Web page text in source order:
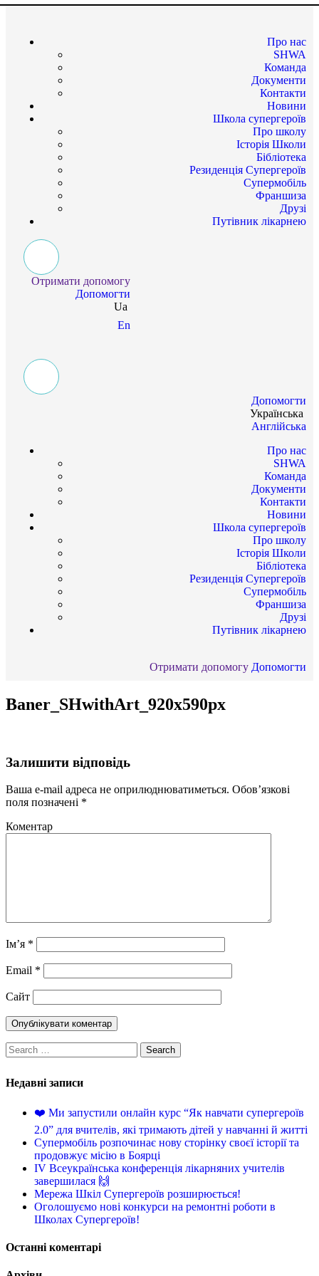
Про нас
SHWA
Команда
Документи
Контакти
Новини
Школа супергероїв
Про школу
Історія Школи
Бібліотека
Резиденція Супергероїв
Супермобіль
Франшиза
Друзі
Путівник лікарнею
Отримати допомогу
Допомогти
Ua
En
Допомогти
Українська
Англійська
Про нас
SHWA
Команда
Документи
Контакти
Новини
Школа супергероїв
Про школу
Історія Школи
Бібліотека
Резиденція Супергероїв
Супермобіль
Франшиза
Друзі
Путівник лікарнею
Отримати допомогу Допомогти
Baner_SHwithArt_920x590px
Залишити відповідь
Ваша e-mail адреса не оприлюднюватиметься. Обов’язкові
поля позначені *
Коментар
Ім’я *
Email *
Сайт
Недавні записи
❤️ Ми запустили онлайн курс “Як навчати супергероїв
2.0” для вчителів, які тримають дітей у навчанні й житті
Супермобіль розпочинає нову сторінку своєї історії та
продовжує місію в Боярці
IV Всеукраїнська конференція лікарняних учителів
завершилася 🙌
Мережа Шкіл Супергероїв розширюється!
Оголошуємо нові конкурси на ремонтні роботи в
Школах Супергероїв!
Останні коментарі